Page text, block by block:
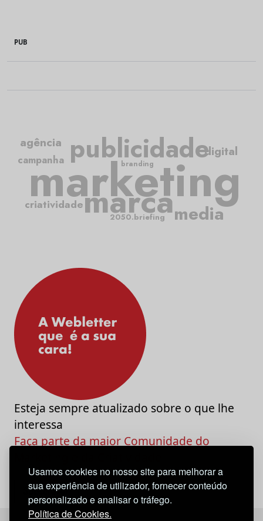
Usamos cookies no nosso site para melhorar a
sua experiência de utilizador, fornecer conteúdo
personalizado e analisar o tráfego.
Política de Cookies.
PUB
marketing
publicidade
marca
criatividade
campanha
media
agência
digital
2050.briefing
branding
Esteja sempre atualizado sobre o que lhe
interessa
Faça parte da maior Comunidade do